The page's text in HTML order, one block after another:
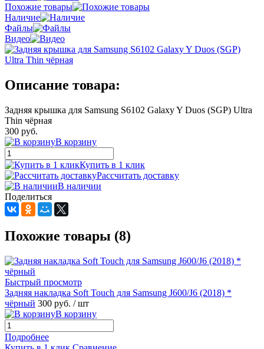
Похожие товары
Наличие
Файлы
Видео
Описание товара:
Задняя крышка для Samsung S6102 Galaxy Y Duos (SGP) Ultra
Thin чёрная
300 руб.
В корзину
Купить в 1 клик
Рассчитать доставку
В наличии
Поделиться
Похожие товары (8)
Быстрый просмотр
Задняя накладка Soft Touch для Samsung J600/J6 (2018) *
чёрный 300 руб. / шт
В корзину
Подробнее